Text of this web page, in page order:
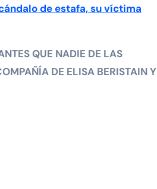
de estafa, su víctima
QUE NADIE DE LAS
DE ELISA BERISTAIN Y